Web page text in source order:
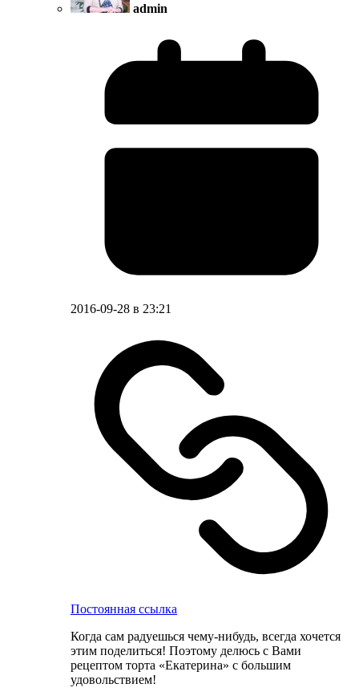
admin
2016-09-28 в 23:21
Постоянная ссылка
Когда сам радуешься чему-нибудь, всегда хочется
этим поделиться! Поэтому делюсь с Вами
рецептом торта «Екатерина» с большим
удовольствием!